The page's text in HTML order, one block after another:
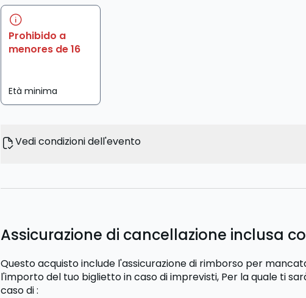
Prohibido a
menores de 16
Età minima
Vedi condizioni dell'evento
Assicurazione di cancellazione inclusa
Questo acquisto include l'assicurazione di rimborso per
l'importo del tuo biglietto in caso di imprevisti, Per la quale ti
caso di: